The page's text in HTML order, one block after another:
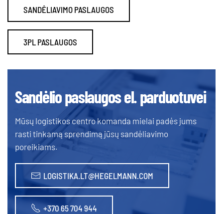
SANDĖLIAVIMO PASLAUGOS
3PL PASLAUGOS
Sandėlio paslaugos el. parduotuvei
Mūsų logistikos centro komanda mielai padės jums
rasti tinkamą sprendimą jūsų sandėliavimo
poreikiams.
LOGISTIKA.LT@HEGELMANN.COM
+370 65 704 944